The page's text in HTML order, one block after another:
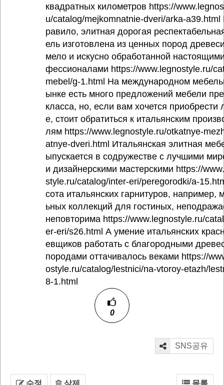
квадратных километров https://
u/catalog/mejkomnatnie-dveri/arka-a39.html
равило, элитная дорогая
ель изготовлена из ценных пород
мело и искусно обработанной
фессионалами https://www.legnostyle.ru/
mebel/g-1.html На международном
ынке есть много предложений мебели
класса, но, если вам хочется приобрести
е, стоит обратиться к итальянским
лям https://www.legnostyle.ru/otkatnye-
atnye-dveri.html Итальянская элитная
ыпускается в содружестве с лучшими
и дизайнерскими мастерскими https://
style.ru/catalog/inter-eri/peregorodki/a-
сота итальянских гарнитуров, например,
ьных коллекций для гостиных,
неповторима https://www.legnostyle.ru/
er-eri/s26.html А умение итальянских
евщиков работать с благородными
породами оттачивалось веками https://
ostyle.ru/catalog/lestnici/na-vtoroy-etazh/
8-1.html
0
SNS공유